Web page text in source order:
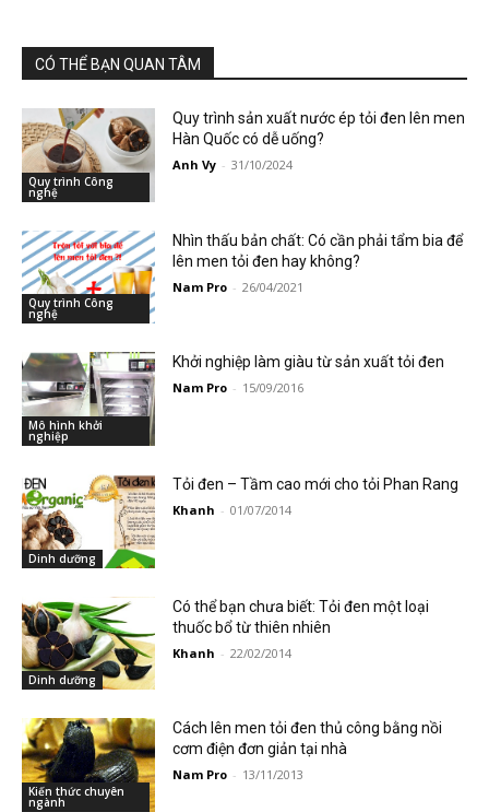
CÓ THỂ BẠN QUAN TÂM
Quy trình Công
nghệ
Quy trình sản xuất nước ép tỏi đen lên men
Hàn Quốc có dễ uống?
Anh Vy - 31/10/2024
Quy trình Công
nghệ
Nhìn thấu bản chất: Có cần phải tẩm bia để
lên men tỏi đen hay không?
Nam Pro - 26/04/2021
Mô hình khởi
nghiệp
Khởi nghiệp làm giàu từ sản xuất tỏi đen
Nam Pro - 15/09/2016
Dinh dưỡng
Tỏi đen – Tầm cao mới cho tỏi Phan Rang
Khanh - 01/07/2014
Dinh dưỡng
Có thể bạn chưa biết: Tỏi đen một loại
thuốc bổ từ thiên nhiên
Khanh - 22/02/2014
Kiến thức chuyên
ngành
Cách lên men tỏi đen thủ công bằng nồi
cơm điện đơn giản tại nhà
Nam Pro - 13/11/2013